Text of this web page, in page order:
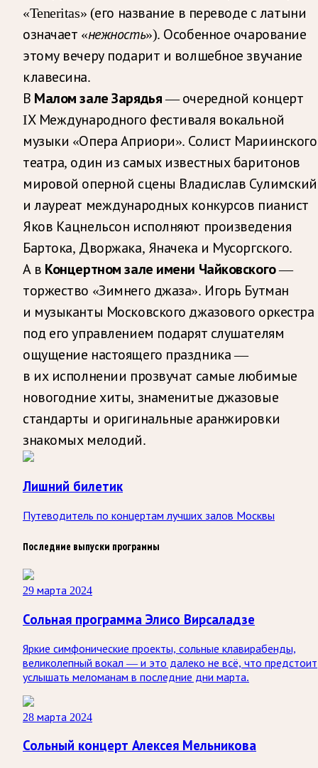
«Teneritas» (его название в переводе с латыни
означает «нежность»). Особенное очарование
этому вечеру подарит и волшебное звучание
клавесина.
В Малом зале Зарядья— очередной концерт
IХ Международного фестиваля вокальной
музыки «Опера Априори». Солист Мариинского
театра, один из самых известных баритонов
мировой оперной сцены Владислав Сулимский
и лауреат международных конкурсов пианист
Яков Кацнельсон исполняют произведения
Бартока, Дворжака, Яначека и Мусоргского.
А в Концертном зале имени Чайковского—
торжество «Зимнего джаза». Игорь Бутман
и музыканты Московского джазового оркестра
под его управлением подарят слушателям
ощущение настоящего праздника —
в их исполнении прозвучат самые любимые
новогодние хиты, знаменитые джазовые
стандарты и оригинальные аранжировки
знакомых мелодий.
Лишний билетик
Путеводитель по концертам лучших залов Москвы
Последние выпуски программы
29 марта 2024
Сольная программа Элисо Вирсаладзе
Яркие симфонические проекты, сольные клавирабенды,
великолепный вокал — и это далеко не всё, что предстоит
услышать меломанам в последние дни марта.
28 марта 2024
Сольный концерт Алексея Мельникова